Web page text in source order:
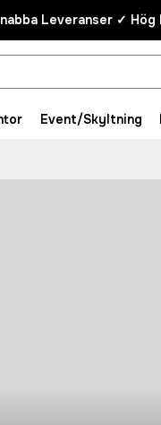
Leveranser ✓ Hög
Event/Skyltning